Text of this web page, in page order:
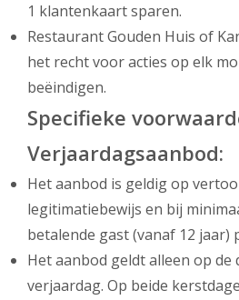
1 klantenkaart sparen.
Restaurant Gouden Huis of
het recht voor acties op elk
beëindigen.
Specifieke
Verjaardagsaanbod:
Het aanbod is geldig op
legitimatiebewijs en bij
betalende gast (vanaf 12 jaar)
Het aanbod geldt alleen op de
verjaardag. Op beide